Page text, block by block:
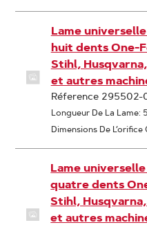
Lame
huit dents One-
Stihl,
et autres
Réference 295502-
Longueur De La Lame:
Dimensions De
Lame
quatre dents
Stihl,
et autres